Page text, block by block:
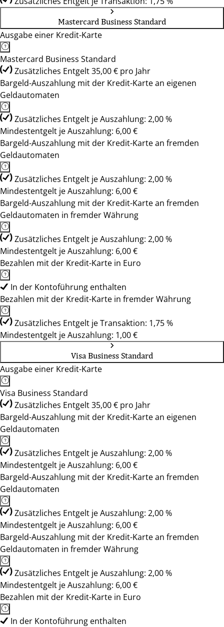
Mastercard Business Standard
Ausgabe einer Kredit-Karte
Mastercard Business Standard
Zusätzliches Entgelt 35,00 € pro Jahr
Bargeld-Auszahlung mit der Kredit-Karte an eigenen
Geldautomaten
Zusätzliches Entgelt je Auszahlung: 2,00 %
Mindestentgelt je Auszahlung: 6,00 €
Bargeld-Auszahlung mit der Kredit-Karte an fremden
Geldautomaten
Zusätzliches Entgelt je Auszahlung: 2,00 %
Mindestentgelt je Auszahlung: 6,00 €
Bargeld-Auszahlung mit der Kredit-Karte an fremden
Geldautomaten in fremder Währung
Zusätzliches Entgelt je Auszahlung: 2,00 %
Mindestentgelt je Auszahlung: 6,00 €
Bezahlen mit der Kredit-Karte in Euro
In der Kontoführung enthalten
Bezahlen mit der Kredit-Karte in fremder Währung
Zusätzliches Entgelt je Transaktion: 1,75 %
Mindestentgelt je Auszahlung: 1,00 €
Visa Business Standard
Ausgabe einer Kredit-Karte
Visa Business Standard
Zusätzliches Entgelt 35,00 € pro Jahr
Bargeld-Auszahlung mit der Kredit-Karte an eigenen
Geldautomaten
Zusätzliches Entgelt je Auszahlung: 2,00 %
Mindestentgelt je Auszahlung: 6,00 €
Bargeld-Auszahlung mit der Kredit-Karte an fremden
Geldautomaten
Zusätzliches Entgelt je Auszahlung: 2,00 %
Mindestentgelt je Auszahlung: 6,00 €
Bargeld-Auszahlung mit der Kredit-Karte an fremden
Geldautomaten in fremder Währung
Zusätzliches Entgelt je Auszahlung: 2,00 %
Mindestentgelt je Auszahlung: 6,00 €
Bezahlen mit der Kredit-Karte in Euro
In der Kontoführung enthalten